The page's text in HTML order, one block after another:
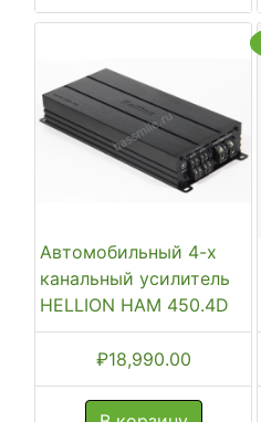
Автомобильный 4-х
канальный усилитель
HELLION HAM 450.4D
₽18,990.00